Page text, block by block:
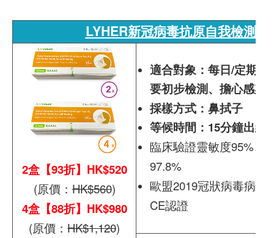
LYHER新冠病毒抗原自我檢測套
2盒【93折】HK$520
(原價：HK$560)
4盒【88折】HK$980
(原價： HK$1,120)
適合對象：每日/定期
要初步檢測、擔心感染
採樣方式：鼻拭子
等候時間：15分鐘出結
臨床驗證靈敏度95%、
97.8%
歐盟2019冠狀病毒病快
CE認證